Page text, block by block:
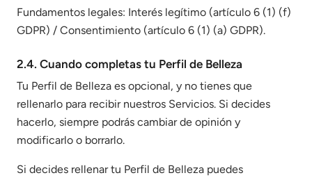
Fundamentos legales: Interés legítimo (artículo 6 (1) (f)
GDPR) / Consentimiento (artículo 6 (1) (a) GDPR).
2.4. Cuando completas tu Perfil de Belleza
Tu Perfil de Belleza es opcional, y no tienes que
rellenarlo para recibir nuestros Servicios. Si decides
hacerlo, siempre podrás cambiar de opinión y
modificarlo o borrarlo.
Si decides rellenar tu Perfil de Belleza puedes